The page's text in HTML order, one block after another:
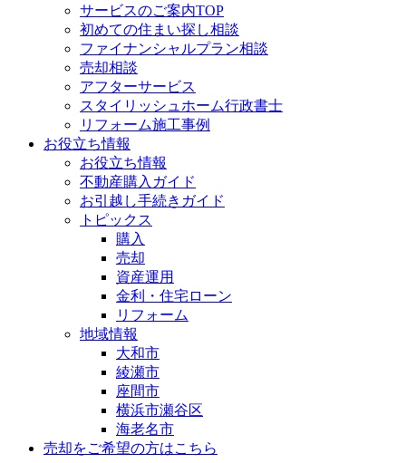
サービスのご案内TOP
初めての住まい探し相談
ファイナンシャルプラン相談
売却相談
アフターサービス
スタイリッシュホーム行政書士
リフォーム施工事例
お役立ち情報
お役立ち情報
不動産購入ガイド
お引越し手続きガイド
トピックス
購入
売却
資産運用
金利・住宅ローン
リフォーム
地域情報
大和市
綾瀬市
座間市
横浜市瀬谷区
海老名市
売却をご希望の方はこちら